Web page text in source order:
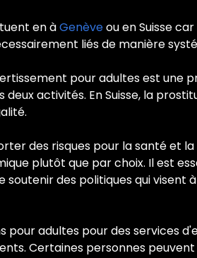
en àGenèveou en Suisse
liés de manière
pour adultes est une
activités. En Suisse, la
des risques pour la santé et
plutôt que par choix. Il est
des politiques qui
adultes pour des services
Certaines personnes